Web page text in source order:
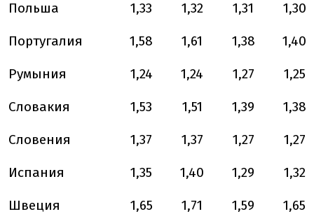
Польша 1,33 1,32 1,31 1,30
Португалия 1,58 1,61 1,38 1,40
Румыния 1,24 1,24 1,27 1,25
Словакия 1,53 1,51 1,39 1,38
Словения 1,37 1,37 1,27 1,27
Испания 1,35 1,40 1,29 1,32
Швеция 1,65 1,71 1,59 1,65